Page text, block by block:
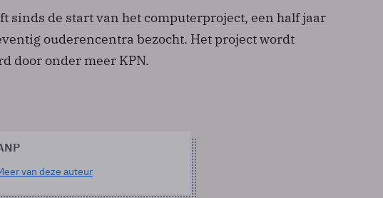
sinds de start van het computerproject, een half jaar
ouderencentra bezocht. Het project wordt
door onder meer KPN.
van deze auteur